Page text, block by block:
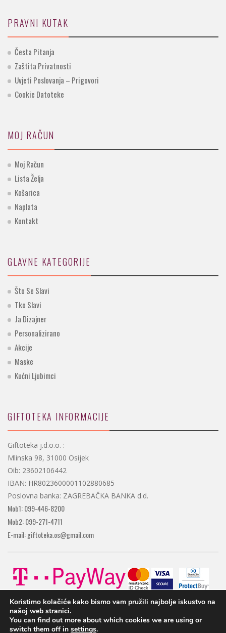
PRAVNI KUTAK
Česta Pitanja
Zaštita Privatnosti
Uvjeti Poslovanja – Prigovori
Cookie Datoteke
MOJ RAČUN
Moj Račun
Lista Želja
Košarica
Naplata
Kontakt
GLAVNE KATEGORIJE
Što Se Slavi
Tko Slavi
Ja Dizajner
Personalizirano
Akcije
Maske
Kućni Ljubimci
GIFTOTEKA INFORMACIJE
Giftoteka j.d.o.o. :
Mlinska 98, 31000 Osijek
Oib: 23602106442
IBAN: HR8023600001102880685
Poslovna banka: ZAGREBAČKA BANKA d.d.
Mob1: 099-446-8200
Mob2: 099-271-4711
E-mail: giftoteka.os@gmail.com
Koristimo kolačiće kako bismo vam pružili najbolje iskustvo na
našoj web stranici.
You can find out more about which cookies we are using or
switch them off in settings.